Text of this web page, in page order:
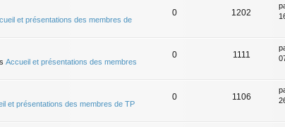
et présentations des membres de
0 1202
Accueil et présentations des membres
0 1111
et présentations des membres de TP
0 1106